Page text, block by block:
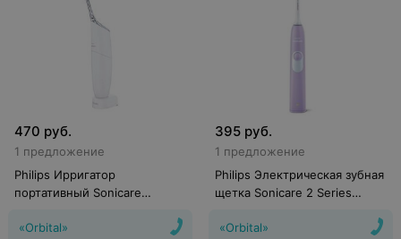
470 руб.
1 предложение
Philips Ирригатор
портативный Sonicare
«Orbital»
395 руб.
1 предложение
Philips Электрическая зубная
щетка Sonicare 2 Series
«Orbital»